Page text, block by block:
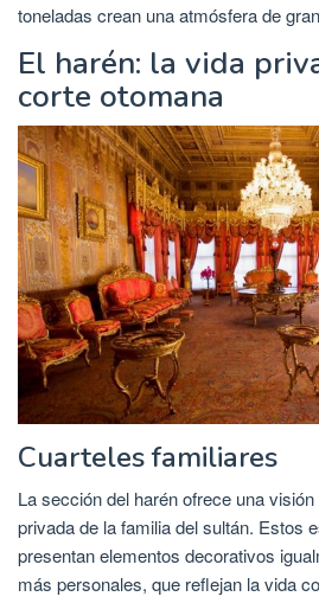
toneladas crean una atmósfera de
El harén: la vida
corte otomana
Cuarteles familiares
La sección del harén ofrece una
privada de la familia del sultán. Estos
presentan elementos decorativos
más personales, que reflejan la vida